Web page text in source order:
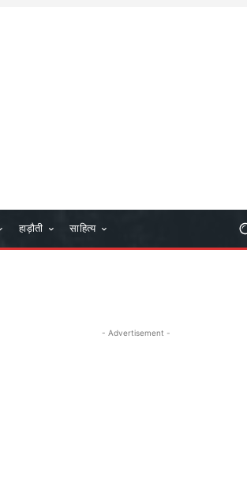
हाड़ौती साहित्य
- Advertisement -